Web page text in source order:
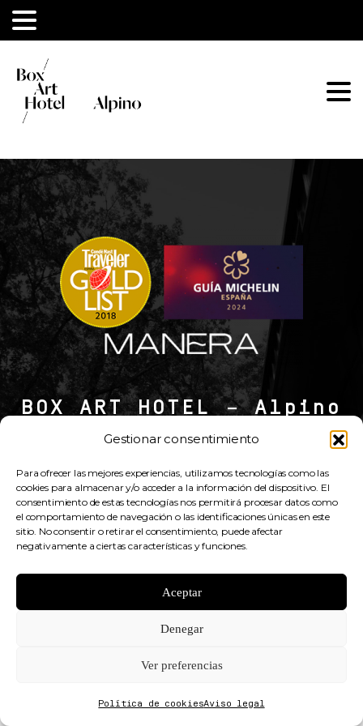
Gestionar consentimiento
Para ofrecer las mejores experiencias, utilizamos tecnologías como las
cookies para almacenar y/o acceder a la información del dispositivo. El
consentimiento de estas tecnologías nos permitirá procesar datos como
el comportamiento de navegación o las identificaciones únicas en este
sitio. No consentir o retirar el consentimiento, puede afectar
negativamente a ciertas características y funciones.
Aceptar
Denegar
Ver preferencias
Política de cookiesAviso legal
BOX ART HOTEL – Alpino
info.alpino@boxarthotel.com
CIF: B86469236
Aviso Legal –Condiciones de reserva
RESERVAR